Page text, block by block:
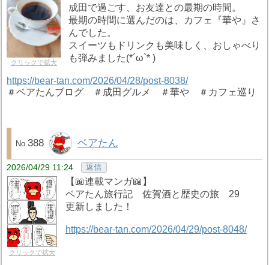
クリックで拡大
成田で過ごす、お友達との最期の時間。
最期の時間に選んだのは、カフェ『華や』さ
んでした。
スイーツもドリンクも美味しく、おしゃべり
も弾みました(*´ω`* )
https://bear-tan.com/2026/04/28/post-8038/
＃ベアたんブログ ＃成田グルメ ＃華や ＃カフェ巡り
388 ベアたん
2026/04/29 11:24 返信
クリックで拡大
【📖連載マンガ📖】
ベアたん旅行記 佐賀酒と歴史の旅 29
更新しました！
https://bear-tan.com/2026/04/29/post-8048/